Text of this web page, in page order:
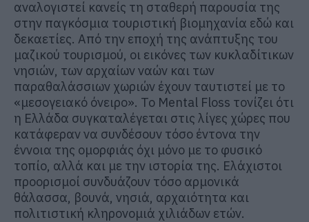
αναλογιστεί κανείς τη σταθερή παρουσία της
στην παγκόσμια τουριστική βιομηχανία εδώ και
δεκαετίες. Από την εποχή της ανάπτυξης του
μαζικού τουρισμού, οι εικόνες των κυκλαδίτικων
νησιών, των αρχαίων ναών και των
παραθαλάσσιων χωριών έχουν ταυτιστεί με το
«μεσογειακό όνειρο». Το Mental Floss τονίζει ότι
η Ελλάδα συγκαταλέγεται στις λίγες χώρες που
κατάφεραν να συνδέσουν τόσο έντονα την
έννοια της ομορφιάς όχι μόνο με το φυσικό
τοπίο, αλλά και με την ιστορία της. Ελάχιστοι
προορισμοί συνδυάζουν τόσο αρμονικά
θάλασσα, βουνά, νησιά, αρχαιότητα και
πολιτιστική κληρονομιά χιλιάδων ετών.